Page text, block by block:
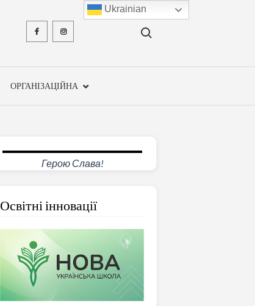
FacebookInstagram Search for:
ОРГАНІЗАЦІЙНА
Герою Слава!
Освітні інновації
Ukrainian